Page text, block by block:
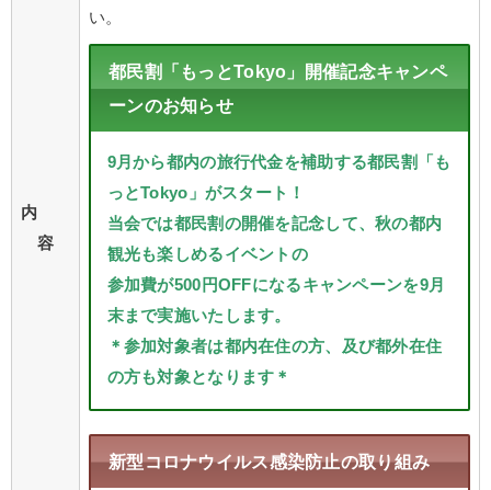
内
容
い。
都民割「もっとTokyo」開催記念キャンペ
ーンのお知らせ
9月から都内の旅行代金を補助する都民割「も
っとTokyo」がスタート！
当会では都民割の開催を記念して、秋の都内
観光も楽しめるイベントの
参加費が500円OFFになるキャンペーンを9月
末まで実施いたします。
＊参加対象者は都内在住の方、及び都外在住
の方も対象となります＊
新型コロナウイルス感染防止の取り組み